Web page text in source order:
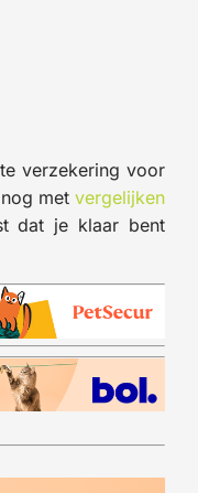
verzekering voor
met vergelijken
dat je klaar bent